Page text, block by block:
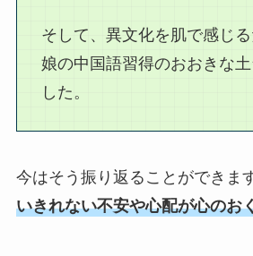
そして、異文化を肌で感じる
娘の中国語習得のおおきな
した。
今はそう振り返ることができま
いきれない不安や心配が心のお